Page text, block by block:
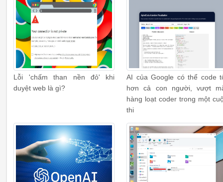
Lỗi 'chấm than nền đỏ' khi
duyệt web là gì?
AI của Google có thể code
hơn cả con người, vượt
hàng loạt coder trong một
thi